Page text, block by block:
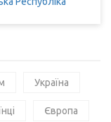
Україна
Європа